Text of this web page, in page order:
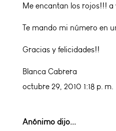
Me encantan los rojos!!! a
Te mando mi número en
Gracias y felicidades!!
Blanca Cabrera
octubre 29, 2010 1:18 p. m.
Anónimo dijo...